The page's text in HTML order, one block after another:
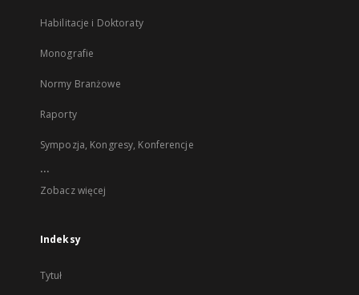
Habilitacje i Doktoraty
Monografie
Normy Branżowe
Raporty
Sympozja, Kongresy, Konferencje
...
Zobacz więcej
Indeksy
Tytuł